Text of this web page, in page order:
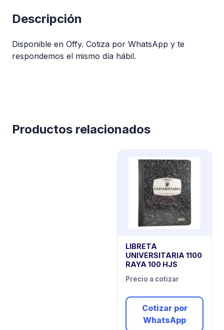
Descripción
Disponible en Offy. Cotiza por WhatsApp y te
respondemos el mismo día hábil.
Productos relacionados
LIBRETA
UNIVERSITARIA 1100
RAYA 100 HJS
Precio a cotizar
Cotizar por
WhatsApp